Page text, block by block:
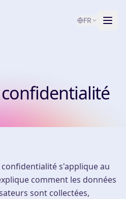
FR
s'applique au
comment les données
sont collectées,